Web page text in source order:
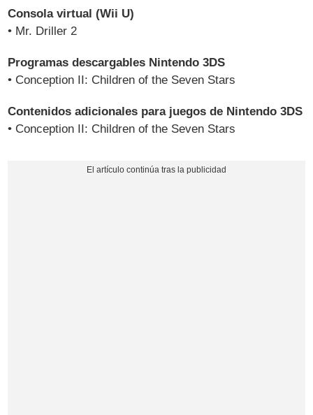
Consola virtual (Wii U)
• Mr. Driller 2
Programas descargables Nintendo 3DS
• Conception II: Children of the Seven Stars
Contenidos adicionales para juegos de Nintendo 3DS
• Conception II: Children of the Seven Stars